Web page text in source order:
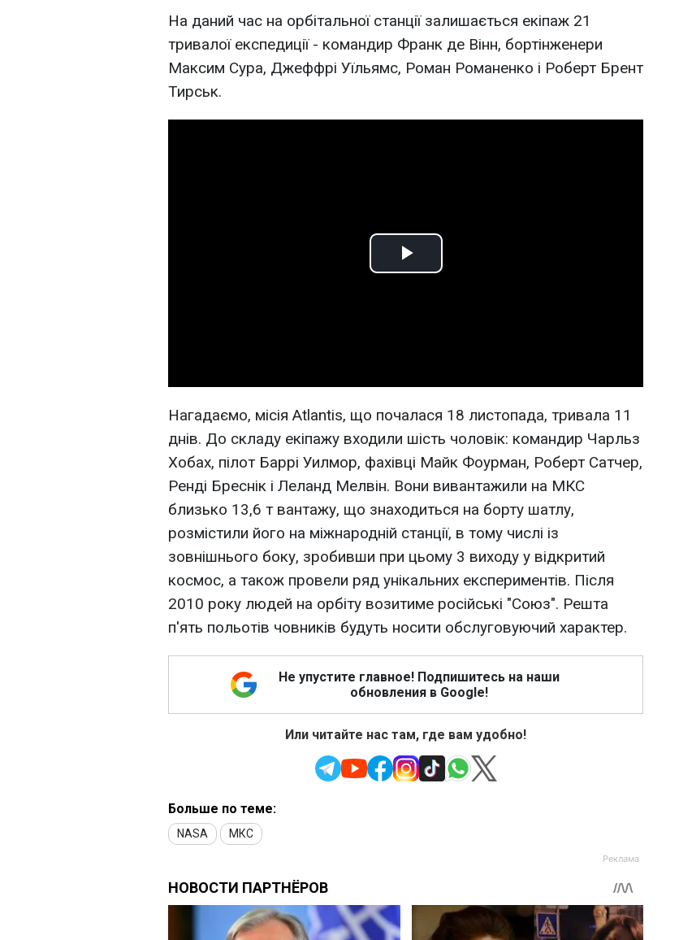
На даний час на орбітальної станції залишається екіпаж 21
тривалої експедиції - командир Франк де Вінн, бортінженери
Максим Сура, Джеффрі Уїльямс, Роман Романенко і Роберт Брент
Тирськ.
Play
Нагадаємо, місія Atlantis, що почалася 18 листопада, тривала 11
днів. До складу екіпажу входили шість чоловік: командир Чарльз
Хобах, пілот Баррі Уилмор, фахівці Майк Фоурман, Роберт Сатчер,
Ренді Бреснік і Леланд Мелвін. Вони вивантажили на МКС
близько 13,6 т вантажу, що знаходиться на борту шатлу,
розмістили його на міжнародній станції, в тому числі із
зовнішнього боку, зробивши при цьому 3 виходу у відкритий
космос, а також провели ряд унікальних експериментів. Після
2010 року людей на орбіту возитиме російські "Союз". Решта
п'ять польотів човників будуть носити обслуговуючий характер.
Не упустите главное! Подпишитесь на наши
обновления в Google!
Или читайте нас там, где вам удобно!
Больше по теме:
NASA МКС